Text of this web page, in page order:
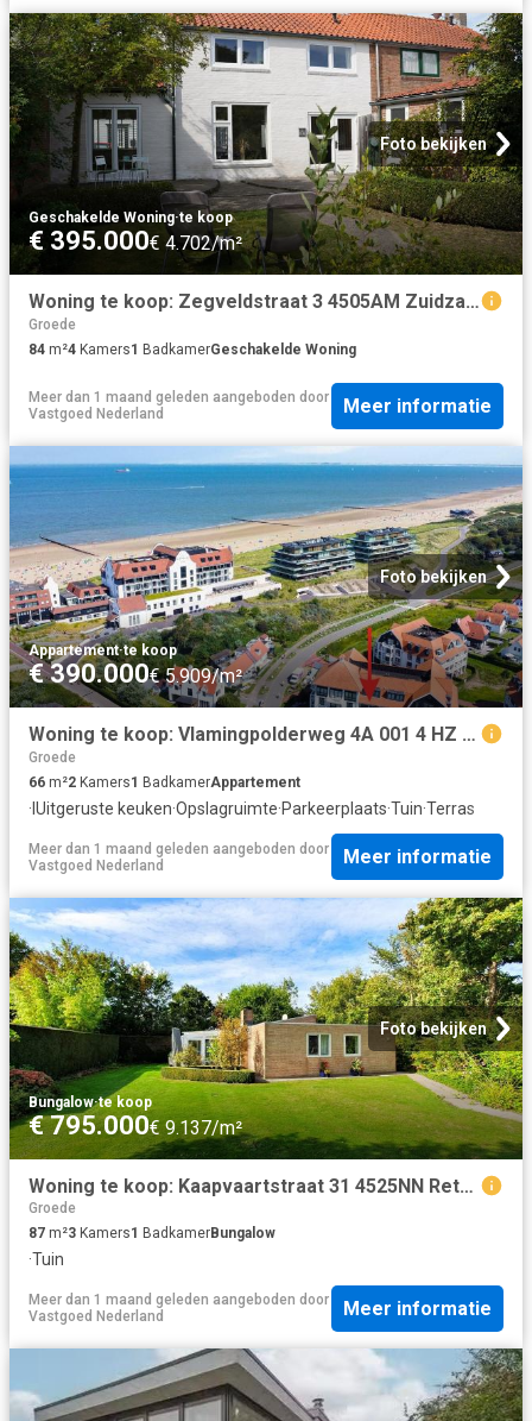
Foto bekijken
Geschakelde Woning·te koop
€ 395.000€ 4.702/m²
Woning te koop: Zegveldstraat 3 4505AM Zuidzande Vastgoed Nederland
Groede
84 m²4 Kamers1 BadkamerGeschakelde Woning
Meer dan 1 maand geleden aangeboden door
Vastgoed Nederland
Meer informatie
Foto bekijken
Appartement·te koop
€ 390.000€ 5.909/m²
Woning te koop: Vlamingpolderweg 4A 001 4 HZ Cadzand Vastgoed Nederland
Groede
66 m²2 Kamers1 BadkamerAppartement
· IUitgeruste keuken·Opslagruimte·Parkeerplaats·Tuin·Terras
Meer dan 1 maand geleden aangeboden door
Vastgoed Nederland
Meer informatie
Foto bekijken
Bungalow·te koop
€ 795.000€ 9.137/m²
Woning te koop: Kaapvaartstraat 31 4525NN Retranchement Vastgoed Nederland
Groede
87 m²3 Kamers1 BadkamerBungalow
·Tuin
Meer dan 1 maand geleden aangeboden door
Vastgoed Nederland
Meer informatie